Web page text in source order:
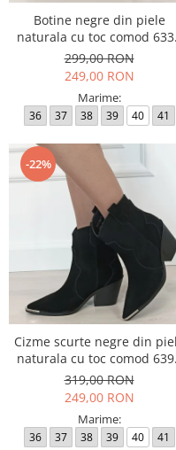
Botine negre din piele
naturala cu toc comod
114
299,00 RON
249,00 RON
Marime:
36 37 38 39 40 41
-22%
Cizme scurte negre din
naturala cu toc comod
114
319,00 RON
249,00 RON
Marime:
36 37 38 39 40 41